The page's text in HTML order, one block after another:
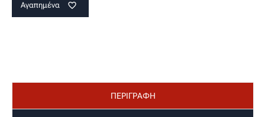
Αγαπημένα favorite_border
ΠΕΡΙΓΡΑΦΗ